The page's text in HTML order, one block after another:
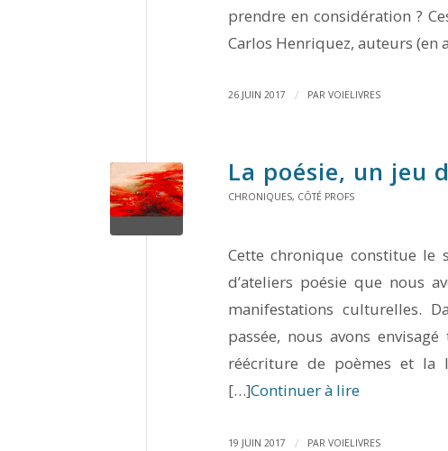
prendre en considération ?
Carlos Henriquez, auteurs (en
26 JUIN 2017 / PAR VOIELIVRES
La poésie, un jeu
CHRONIQUES, CÔTÉ PROFS
Cette chronique constitue le
d’ateliers poésie que nous
manifestations culturelles.
passée, nous avons
réécriture de poèmes et la
[…]Continuer à lire
19 JUIN 2017 / PAR VOIELIVRES